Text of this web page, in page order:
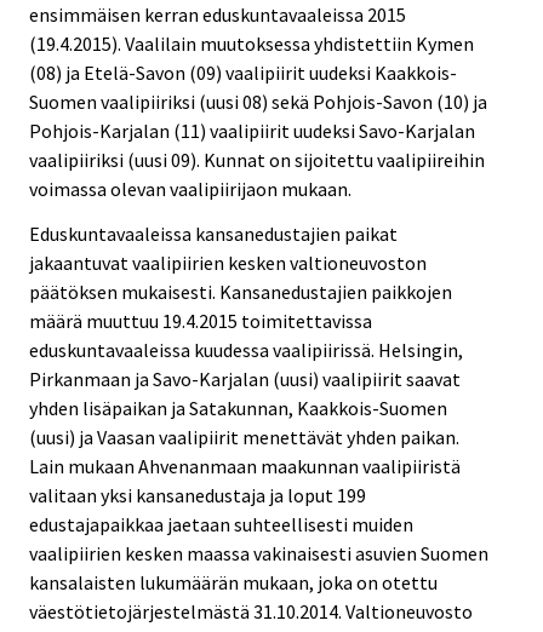
ensimmäisen kerran eduskuntavaaleissa 2015
(19.4.2015). Vaalilain muutoksessa yhdistettiin Kymen
(08) ja Etelä-Savon (09) vaalipiirit uudeksi Kaakkois-
Suomen vaalipiiriksi (uusi 08) sekä Pohjois-Savon (10) ja
Pohjois-Karjalan (11) vaalipiirit uudeksi Savo-Karjalan
vaalipiiriksi (uusi 09). Kunnat on sijoitettu vaalipiireihin
voimassa olevan vaalipiirijaon mukaan.
Eduskuntavaaleissa kansanedustajien paikat
jakaantuvat vaalipiirien kesken valtioneuvoston
päätöksen mukaisesti. Kansanedustajien paikkojen
määrä muuttuu 19.4.2015 toimitettavissa
eduskuntavaaleissa kuudessa vaalipiirissä. Helsingin,
Pirkanmaan ja Savo-Karjalan (uusi) vaalipiirit saavat
yhden lisäpaikan ja Satakunnan, Kaakkois-Suomen
(uusi) ja Vaasan vaalipiirit menettävät yhden paikan.
Lain mukaan Ahvenanmaan maakunnan vaalipiiristä
valitaan yksi kansanedustaja ja loput 199
edustajapaikkaa jaetaan suhteellisesti muiden
vaalipiirien kesken maassa vakinaisesti asuvien Suomen
kansalaisten lukumäärän mukaan, joka on otettu
väestötietojärjestelmästä 31.10.2014. Valtioneuvosto